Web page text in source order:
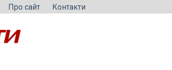
Про сайт Контакти